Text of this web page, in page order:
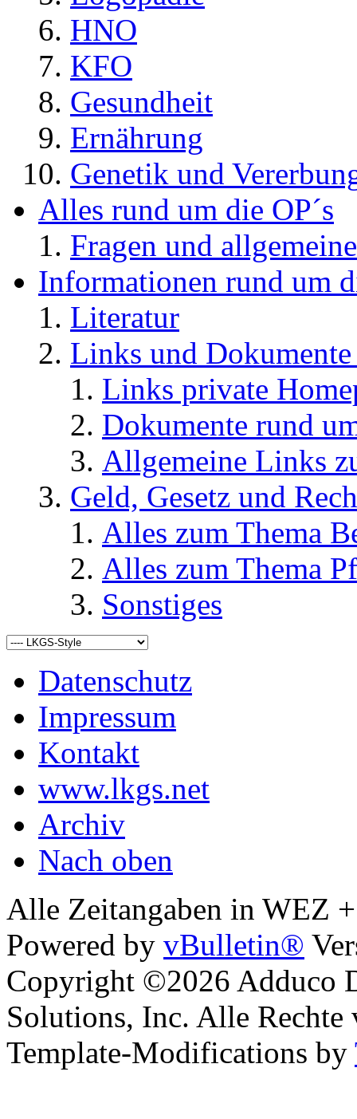
HNO
KFO
Gesundheit
Ernährung
Genetik und
Alles rund um die OP´s
Fragen und
Informationen rund um
Literatur
Links und
Links private
Dokumente rund
Allgemeine Links
Geld, Gesetz und
Alles zum Thema
Alles zum Thema
Sonstiges
Datenschutz
Impressum
Kontakt
www.lkgs.net
Archiv
Nach oben
Alle Zeitangaben in WEZ
Powered by vBulletin®
Copyright ©2026 Adduco
Solutions, Inc. Alle Rechte
Template-Modifications by